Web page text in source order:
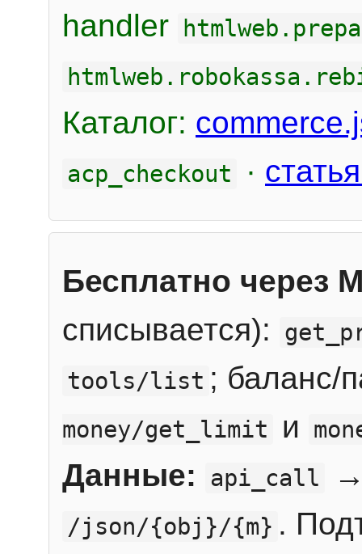
handler
Каталог:
acp_checkout ·
Бесплатно через
списывается):
tools/list ; баланс/
money/get_limit и
Данные: api_call
/json/{obj}/{m} .